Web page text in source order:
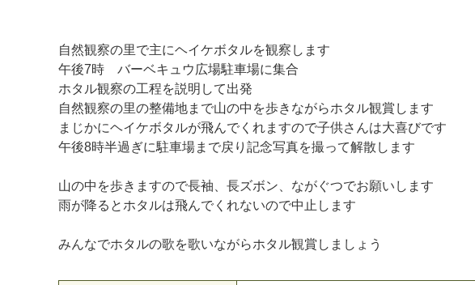
自然観察の里で主にヘイケボタルを観察します
午後7時 バーベキュウ広場駐車場に集合
ホタル観察の工程を説明して出発
自然観察の里の整備地まで山の中を歩きながらホタル観賞します
まじかにヘイケボタルが飛んでくれますので子供さんは大喜びです
午後8時半過ぎに駐車場まで戻り記念写真を撮って解散します
山の中を歩きますので長袖、長ズボン、ながぐつでお願いします
雨が降るとホタルは飛んでくれないので中止します
みんなでホタルの歌を歌いながらホタル観賞しましょう
マイメディア検索